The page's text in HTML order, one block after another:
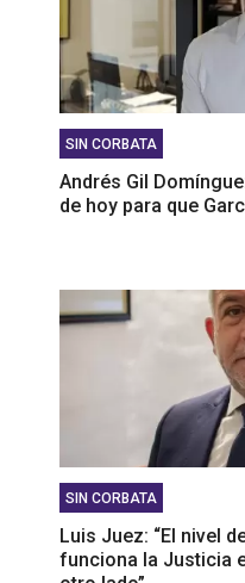
SIN CORBATA
Andrés Gil
de hoy para que
SIN CORBATA
Luis Juez: “El nivel
funciona la Justicia